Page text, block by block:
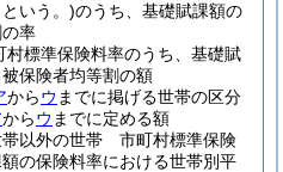
という。)のうち、基礎賦課額の
率
標準保険料率のうち、基礎賦
保険者均等割の額
からウ までに掲げる世帯の区分
からウ までに定める額
帯以外の世帯 市町村標準保険
の保険料率における世帯別平